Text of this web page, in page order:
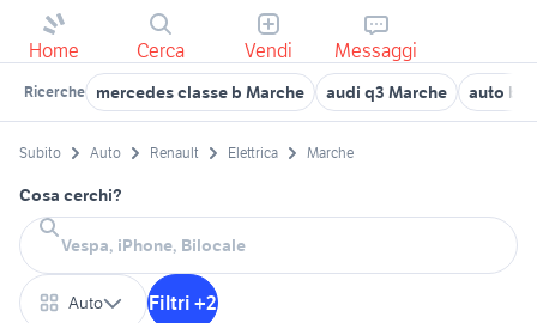
Home Cerca Vendi Messaggi
Ricerche mercedes classe b Marche audi q3 Marche auto
Subito Auto Renault Elettrica Marche
Cosa cerchi?
Auto Filtri +2